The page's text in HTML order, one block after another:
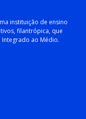
instituição de ensino
filantrópica, que
Integrado ao Médio.